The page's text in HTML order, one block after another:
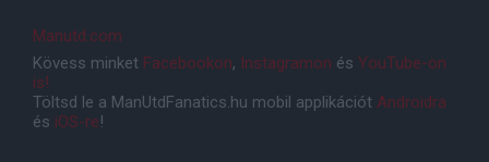
Manutd.com
Kövess minket Facebookon, Instagramon és YouTube-on
is!
Töltsd le a ManUtdFanatics.hu mobil applikációt Androidra
és iOS-re!